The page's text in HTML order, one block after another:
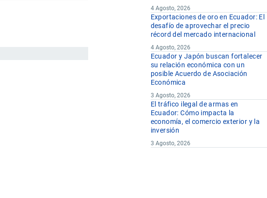
4 Agosto, 2026
Exportaciones de oro en Ecuador: El
desafío de aprovechar el precio
récord del mercado internacional
4 Agosto, 2026
Ecuador y Japón buscan fortalecer
su relación económica con un
posible Acuerdo de Asociación
Económica
3 Agosto, 2026
El tráfico ilegal de armas en
Ecuador: Cómo impacta la
economía, el comercio exterior y la
inversión
3 Agosto, 2026